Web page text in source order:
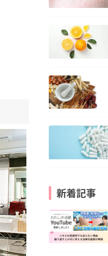
新着記事